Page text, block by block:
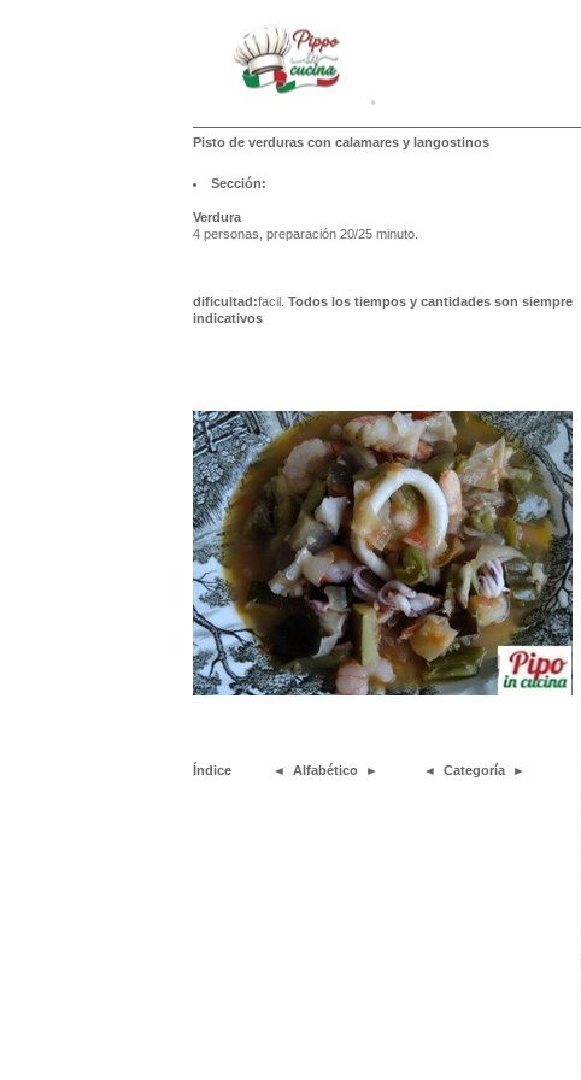
Pisto de verduras con calamares y langostinos
Sección:
Verdura
4 personas, preparación 20/25 minuto.
dificultad:facil. Todos los tiempos y cantidades son siempre
indicativos
Índice ◄ Alfabético ► ◄ Categoría ►